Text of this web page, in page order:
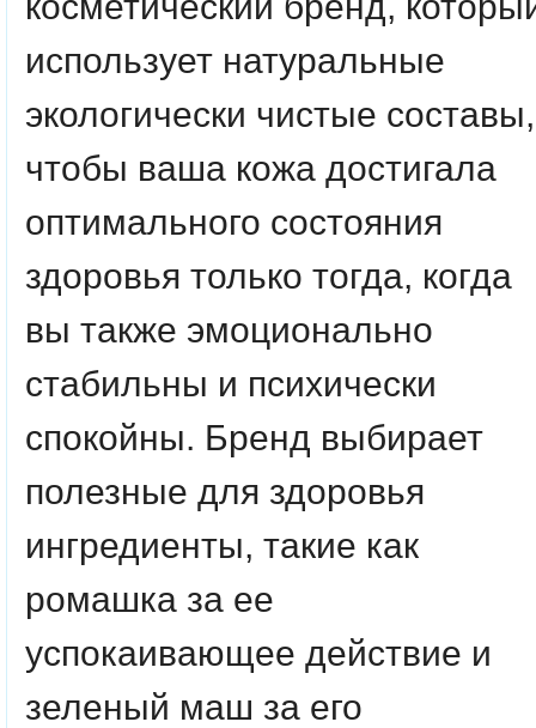
использует натуральные
экологически чистые составы,
чтобы ваша кожа достигала
оптимального состояния
здоровья только тогда, когда
вы также эмоционально
стабильны и психически
спокойны. Бренд выбирает
полезные для здоровья
ингредиенты, такие как
ромашка за ее
успокаивающее действие и
зеленый маш за его